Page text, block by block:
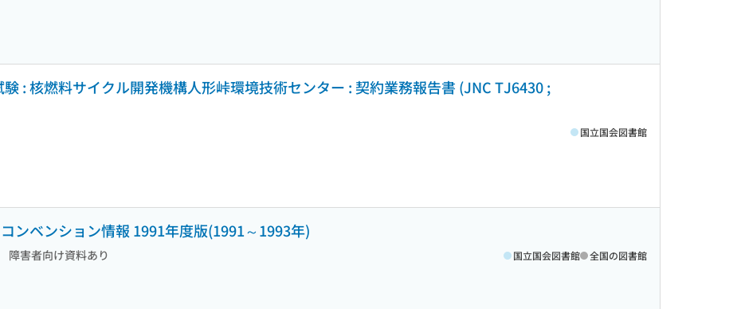
: 核燃料サイクル開発機構人形峠環境技術センター : 契約業務報告書 (JNC TJ6430 ;
国立国会図書館
ンベンション情報 1991年度版(1991～1993年)
障害者向け資料あり 国立国会図書館 全国の図書館